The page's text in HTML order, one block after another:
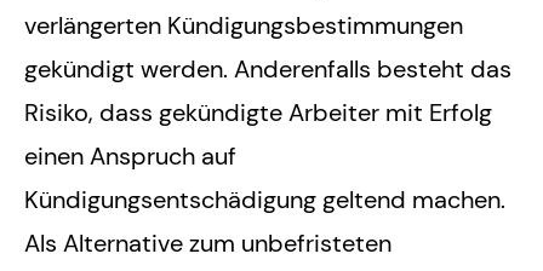
verlängerten Kündigungsbestimmungen
gekündigt werden. Anderenfalls besteht das
Risiko, dass gekündigte Arbeiter mit Erfolg
einen Anspruch auf
Kündigungsentschädigung geltend machen.
Als Alternative zum unbefristeten